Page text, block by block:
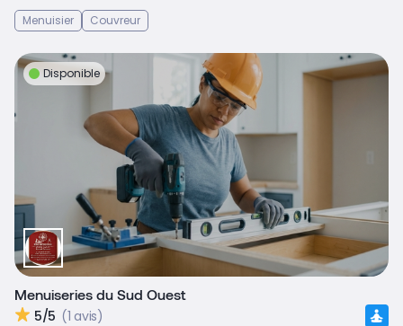
Menuisier
Couvreur
Disponible
Menuiseries du Sud Ouest
5/5 (1 avis)